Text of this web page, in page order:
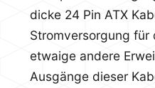
dicke 24 Pin ATX
Stromversorgung für
etwaige andere
Ausgänge dieser